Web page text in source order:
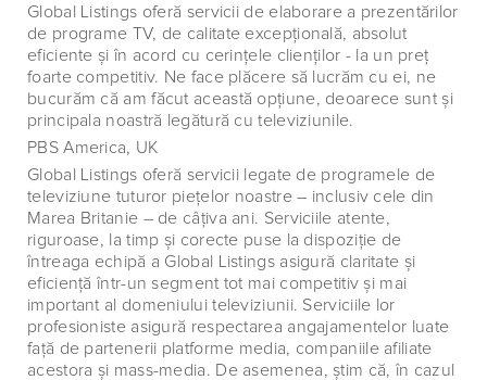
Global Listings oferă servicii de elaborare a prezentărilor
de programe TV, de calitate excepţională, absolut
eficiente şi în acord cu cerinţele clienţilor - la un preţ
foarte competitiv. Ne face plăcere să lucrăm cu ei, ne
bucurăm că am făcut această opţiune, deoarece sunt şi
principala noastră legătură cu televiziunile.
PBS America, UK
Global Listings oferă servicii legate de programele de
televiziune tuturor pieţelor noastre – inclusiv cele din
Marea Britanie – de câţiva ani. Serviciile atente,
riguroase, la timp şi corecte puse la dispoziţie de
întreaga echipă a Global Listings asigură claritate şi
eficienţă într-un segment tot mai competitiv şi mai
important al domeniului televiziunii. Serviciile lor
profesioniste asigură respectarea angajamentelor luate
faţă de partenerii platforme media, companiile afiliate
acestora şi mass-media. De asemenea, ştim că, în cazul